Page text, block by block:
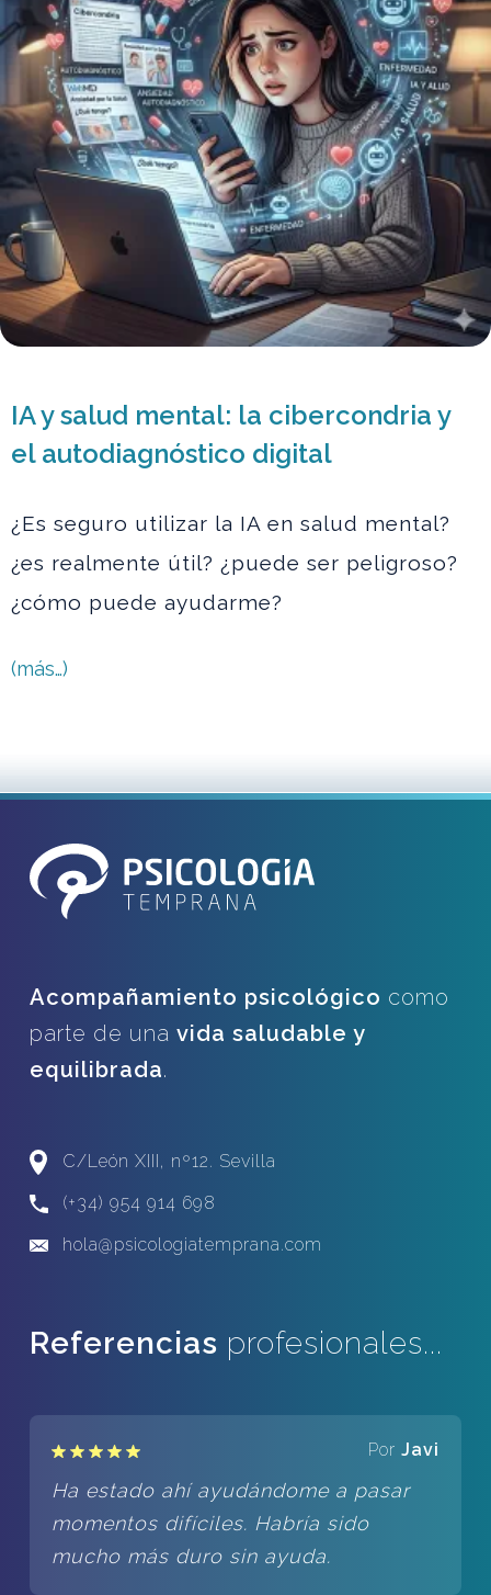
IA y salud mental: la cibercondria y
el autodiagnóstico digital
¿Es seguro utilizar la IA en salud mental?
¿es realmente útil? ¿puede ser peligroso?
¿cómo puede ayudarme?
(más…)
Acompañamiento psicológico como
parte de una vida saludable y
equilibrada.
C/León XIII, nº12. Sevilla
(+34) 954 914 698
hola@psicologiatemprana.com
Referencias profesionales...
Por Javi
Ha estado ahí ayudándome a pasar
momentos difíciles. Habría sido
mucho más duro sin ayuda.